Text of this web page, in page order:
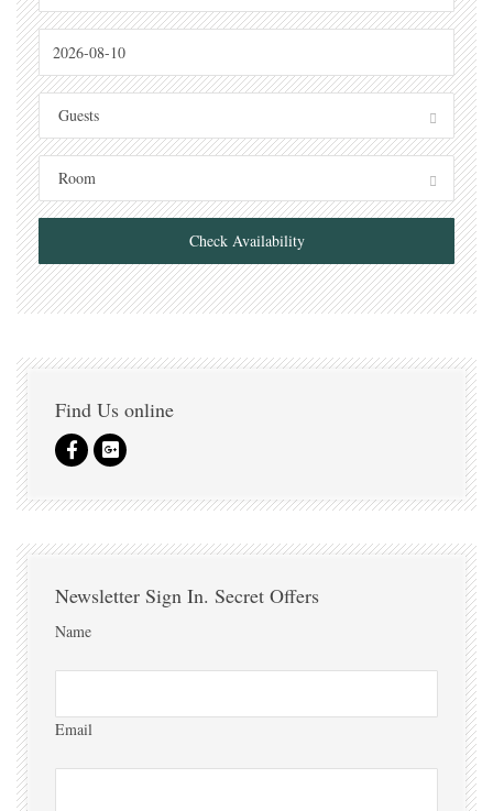
Guests
Room
Check Availability
Find Us online
Newsletter Sign In. Secret Offers
Name
Email